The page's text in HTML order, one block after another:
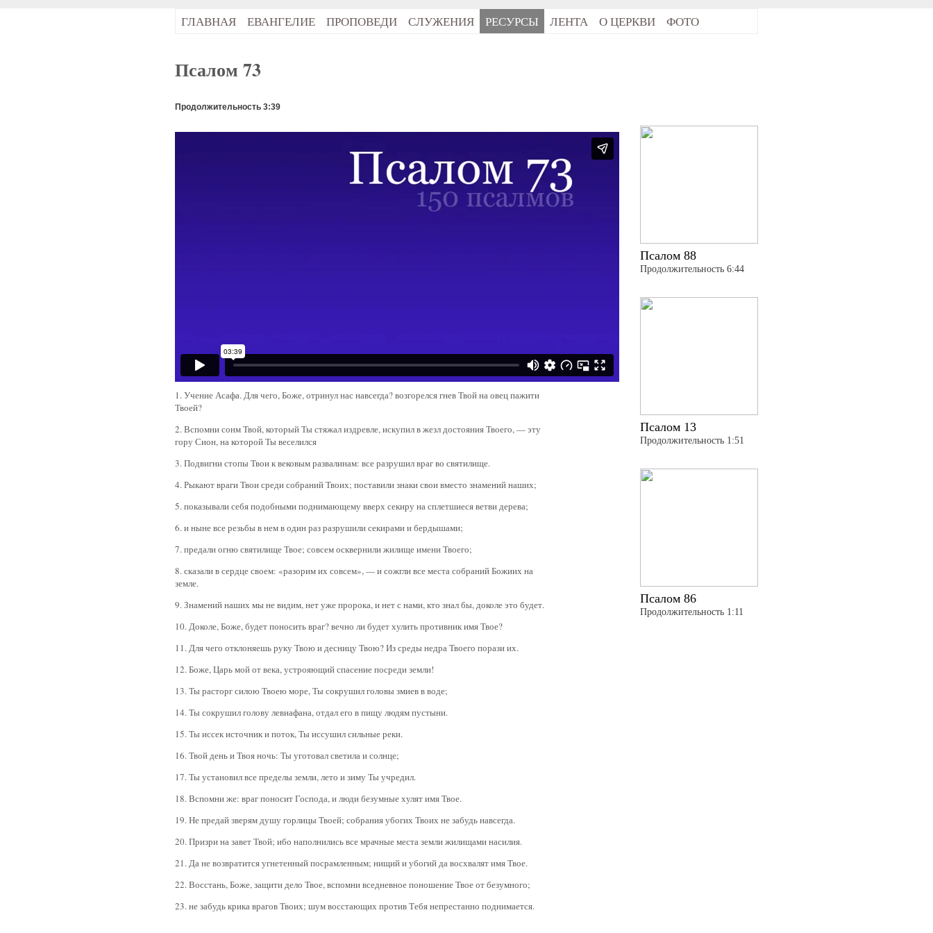
ГЛАВНАЯ ЕВАНГЕЛИЕ ПРОПОВЕДИ СЛУЖЕНИЯ РЕСУРСЫ ЛЕНТА О ЦЕРКВИ ФОТО
Псалом 73
Продолжительность 3:39
1. Учение Асафа. Для чего, Боже, отринул нас навсегда? возгорелся гнев Твой на овец пажити
Твоей?
2. Вспомни сонм Твой, который Ты стяжал издревле, искупил в жезл достояния Твоего, — эту
гору Сион, на которой Ты веселился
3. Подвигни стопы Твои к вековым развалинам: все разрушил враг во святилище.
4. Рыкают враги Твои среди собраний Твоих; поставили знаки свои вместо знамений наших;
5. показывали себя подобными поднимающему вверх секиру на сплетшиеся ветви дерева;
6. и ныне все резьбы в нем в один раз разрушили секирами и бердышами;
7. предали огню святилище Твое; совсем осквернили жилище имени Твоего;
8. сказали в сердце своем: «разорим их совсем», — и сожгли все места собраний Божиих на
земле.
9. Знамений наших мы не видим, нет уже пророка, и нет с нами, кто знал бы, доколе это будет.
10. Доколе, Боже, будет поносить враг? вечно ли будет хулить противник имя Твое?
11. Для чего отклоняешь руку Твою и десницу Твою? Из среды недра Твоего порази их.
12. Боже, Царь мой от века, устрояющий спасение посреди земли!
13. Ты расторг силою Твоею море, Ты сокрушил головы змиев в воде;
14. Ты сокрушил голову левиафана, отдал его в пищу людям пустыни.
15. Ты иссек источник и поток, Ты иссушил сильные реки.
16. Твой день и Твоя ночь: Ты уготовал светила и солнце;
17. Ты установил все пределы земли, лето и зиму Ты учредил.
18. Вспомни же: враг поносит Господа, и люди безумные хулят имя Твое.
19. Не предай зверям душу горлицы Твоей; собрания убогих Твоих не забудь навсегда.
20. Призри на завет Твой; ибо наполнились все мрачные места земли жилищами насилия.
21. Да не возвратится угнетенный посрамленным; нищий и убогий да восхвалят имя Твое.
22. Восстань, Боже, защити дело Твое, вспомни вседневное поношение Твое от безумного;
23. не забудь крика врагов Твоих; шум восстающих против Тебя непрестанно поднимается.
Псалом 88
Продолжительность 6:44
Псалом 13
Продолжительность 1:51
Псалом 86
Продолжительность 1:11